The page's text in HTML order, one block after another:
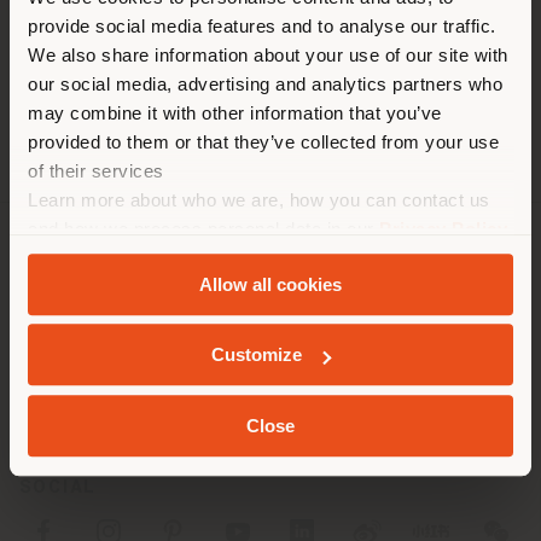
provide social media features and to analyse our traffic.
We also share information about your use of our site with
our social media, advertising and analytics partners who
may combine it with other information that you’ve
provided to them or that they’ve collected from your use
of their services
Learn more about who we are, how you can contact us
andCookie Policy.
Allow all cookies
Customize
Close
Telefon +86 186 2552 8560
[email protected]
EINEN TERMIN ANFRAGEN
Land als Ihrem Standort. Wir
empfehlen Ihnen, sich richtig
zu orientieren, um Einkäufe
tätigen zu können. (us)
GEOLOKALISIERT
UNTERNEHMEN
PRODUKTLINIEN
INFO & DIENSTLEISTUNGEN